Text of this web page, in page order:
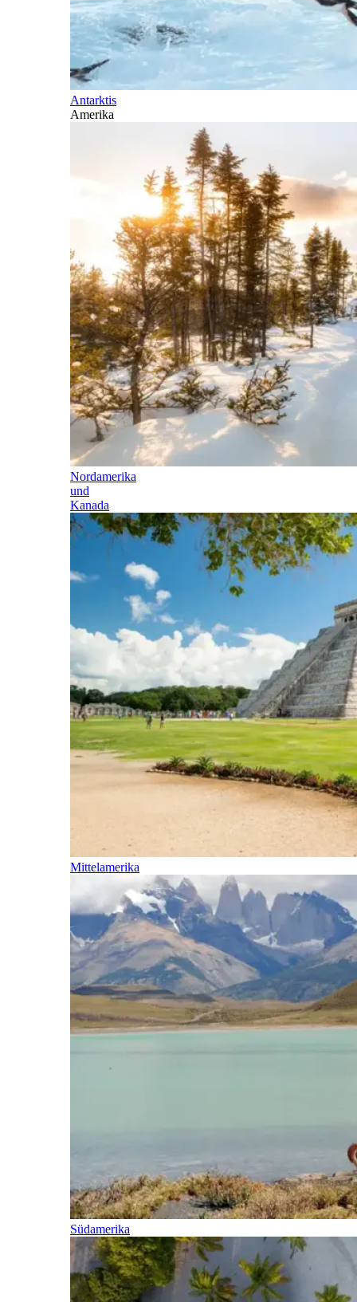
Antarktis
Amerika
Nordamerika
und
Kanada
Mittelamerika
Südamerika